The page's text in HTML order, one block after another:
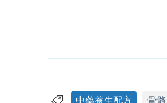
中藥養生配方 骨骼